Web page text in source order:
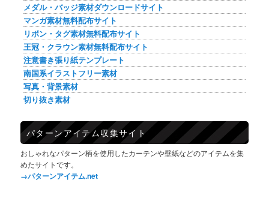
メダル・バッジ素材ダウンロードサイト
マンガ素材無料配布サイト
リボン・タグ素材無料配布サイト
王冠・クラウン素材無料配布サイト
注意書き張り紙テンプレート
南国系イラストフリー素材
写真・背景素材
切り抜き素材
パターンアイテム収集サイト
おしゃれなパターン柄を使用したカーテンや壁紙などのアイテムを集
めたサイトです。
→パターンアイテム.net